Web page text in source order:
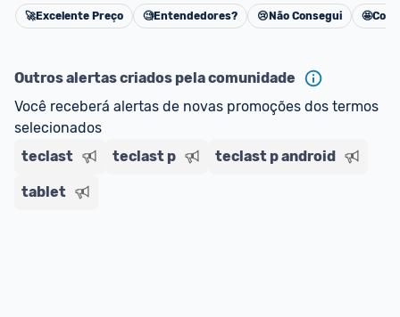
impostos.
Cancelar
🚀Excelente Preço 🧐Entendedores? 😢 Não Consegui 🤩
Outros alertas criados pela comunidade
Você receberá alertas de novas promoções dos termos
selecionados
teclast
teclast p teclast p android
tablet